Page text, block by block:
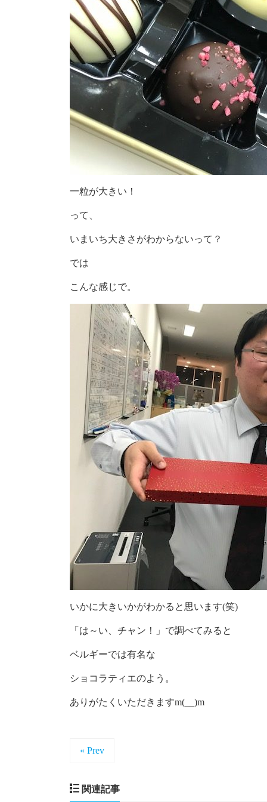
一粒が大きい！
って、
いまいち大きさがわからないって？
では
こんな感じで。
いかに大きいかがわかると思います(笑)
「は～い、チャン！」で調べてみると
ベルギーでは有名な
ショコラティエのよう。
ありがたくいただきますm(__)m
« Prev
関連記事